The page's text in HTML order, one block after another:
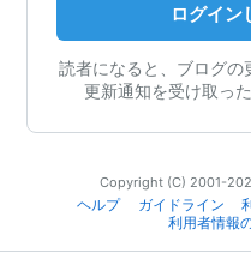
ログイン
読者になると、ブログの
更新通知を受け取っ
Copyright (C) 2001-
ヘルプ
ガイドライン
利用者情報